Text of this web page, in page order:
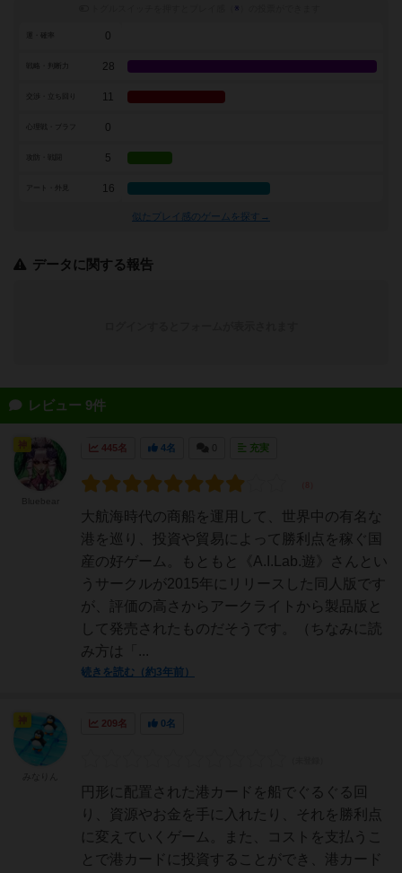
※
0
戦略・判断力 28
11
0
5
アート・外見 16
似たプレイ感のゲームを探す→
データに関する報告
レビュー 9件
445名 4名 充実
大航海時代の商船を運用して、世界中の有名な
港を巡り、投資や貿易によって勝利点を稼ぐ国
産の好ゲーム。もともと《A.I.Lab.遊》さんとい
うサークルが2015年にリリースした同人版です
が、評価の高さからアークライトから製品版と
して発売されたものだそうです。（ちなみに読
み方は「...
続きを読む（約3年前）
209名 0名
円形に配置された港カードを船でぐるぐる回
り、資源やお金を手に入れたり、それを勝利点
に変えていくゲーム。また、コストを支払うこ
とで港カードに投資することができ、港カード